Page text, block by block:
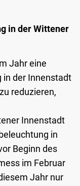
in der Wittener
Jahr eine
in der Innenstadt
reduzieren,
Innenstadt
in
Beginn des
im Februar
Jahr nur